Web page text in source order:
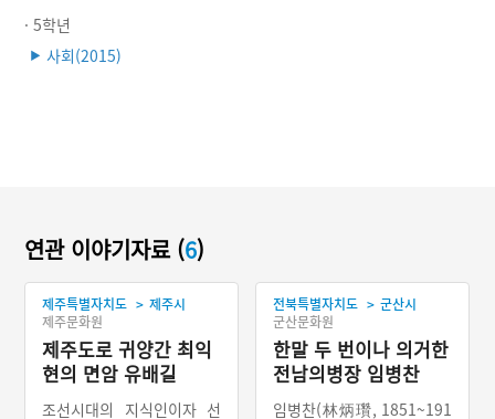
· 5학년
▶ 사회(2015)
연관 이야기자료 (6)
제주특별자치도 > 제주시
제주문화원
제주도로 귀양간 최익
현의 면암 유배길
조선시대의 지식인이자 선
전북특별자치도 > 군산시
군산문화원
한말 두 번이나 의거한
전남의병장 임병찬
임병찬(林炳瓚, 1851~191